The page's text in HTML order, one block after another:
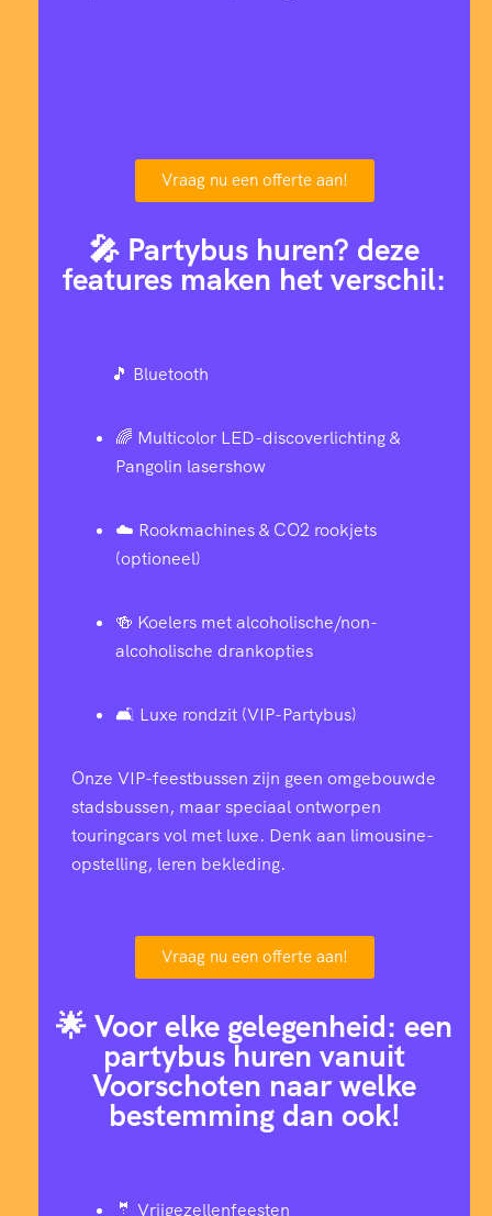
Vraag nu een offerte aan!
🎤 Partybus huren? deze
features maken het verschil:
🎵 Bluetooth
🌈 Multicolor LED-discoverlichting &
Pangolin lasershow
☁️ Rookmachines & CO2 rookjets
(optioneel)
🍻 Koelers met alcoholische/non-
alcoholische drankopties
🛋 Luxe rondzit (VIP-Partybus)
Onze VIP-feestbussen zijn geen omgebouwde
stadsbussen, maar speciaal ontworpen
touringcars vol met luxe. Denk aan limousine-
opstelling, leren bekleding.
Vraag nu een offerte aan!
🌟 Voor elke gelegenheid: een
partybus huren vanuit
Voorschoten naar welke
bestemming dan ook!
🤵 Vrijgezellenfeesten